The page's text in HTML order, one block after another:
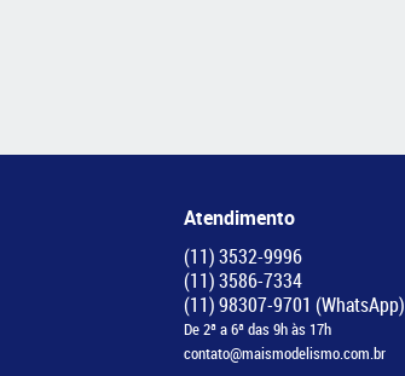
Atendimento
(11)3532-9996
(11)3586-7334
(11)98307-9701 (WhatsApp)
De 2ª a 6ª das 9h às 17h
contato@maismodelismo.com.br